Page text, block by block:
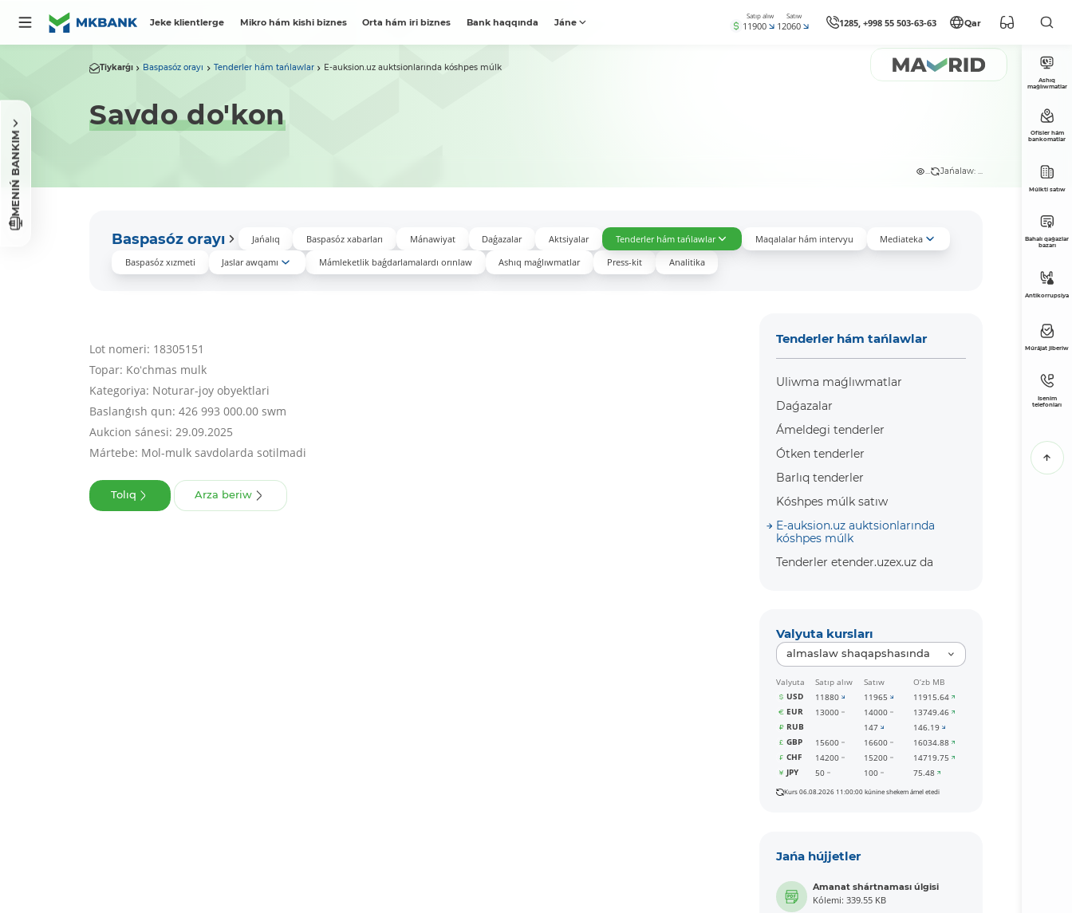
Jeke klientlerge Mikro hám kishi biznes Orta hám iri biznes Bank haqqında Jáne
Satıp alıw
11900
Satıw
12060 1285, +998 55 503-63-63 Qar
MENIŃ BANKIM
Tiykarǵı Baspasóz orayı Tenderler hám tańlawlar E-auksion.uz auktsionlarında kóshpes múlk
Savdo do'kon
... Jańalaw: ...
Baspasóz orayı Jańalıq Baspasóz xabarları Mánawiyat Daǵazalar Aktsiyalar Tenderler hám tańlawlar Maqalalar hám intervyu
Mediateka
Baspasóz xızmeti
Jaslar awqamı Mámleketlik baǵdarlamalardı orınlaw Ashıq maǵlıwmatlar Press-kit Analitika
Lot nomeri: 18305151
Topar: Koʻchmas mulk
Kategoriya: Noturar-joy obyektlari
Baslanǵısh qun: 426 993 000.00 swm
Aukcion sánesi: 29.09.2025
Mártebe: Mol-mulk savdolarda sotilmadi
Tolıq Arza beriw
Tenderler hám tańlawlar
Uliwma maǵlıwmatlar
Daǵazalar
Ámeldegi tenderler
Ótken tenderler
Barlıq tenderler
Kóshpes múlk satıw
E-auksion.uz auktsionlarında
kóshpes múlk
Tenderler etender.uzex.uz da
Valyuta kursları
almaslaw shaqapshasında
Valyuta Satıp alıw Satıw
O‘zb MB
USD
11880 11965
11915.64
EUR
13000 14000
13749.46
RUB
147
146.19
GBP
15600 16600
16034.88
CHF
14200 15200
14719.75
JPY
50 100 75.48
Kurs 06.08.2026 11:00:00 kúnine shekem ámel etedi
Jańa hújjetler
Amanat shártnaması úlgisi
Kólemi: 339.55 KB
Ashıq
maǵlıwmatlar
Ofisler hám
bankomatlar
Múlkti satıw
Bahalı qaǵazlar
bazarı
Antikorrupsiya
Múrájat jiberiw
Isenim
telefonları